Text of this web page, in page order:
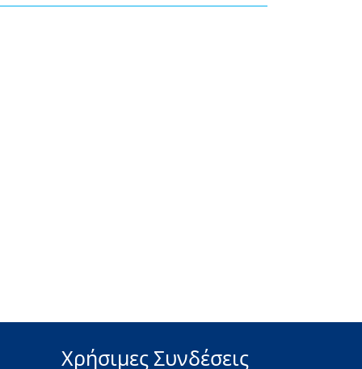
Χρήσιμες Συνδέσεις